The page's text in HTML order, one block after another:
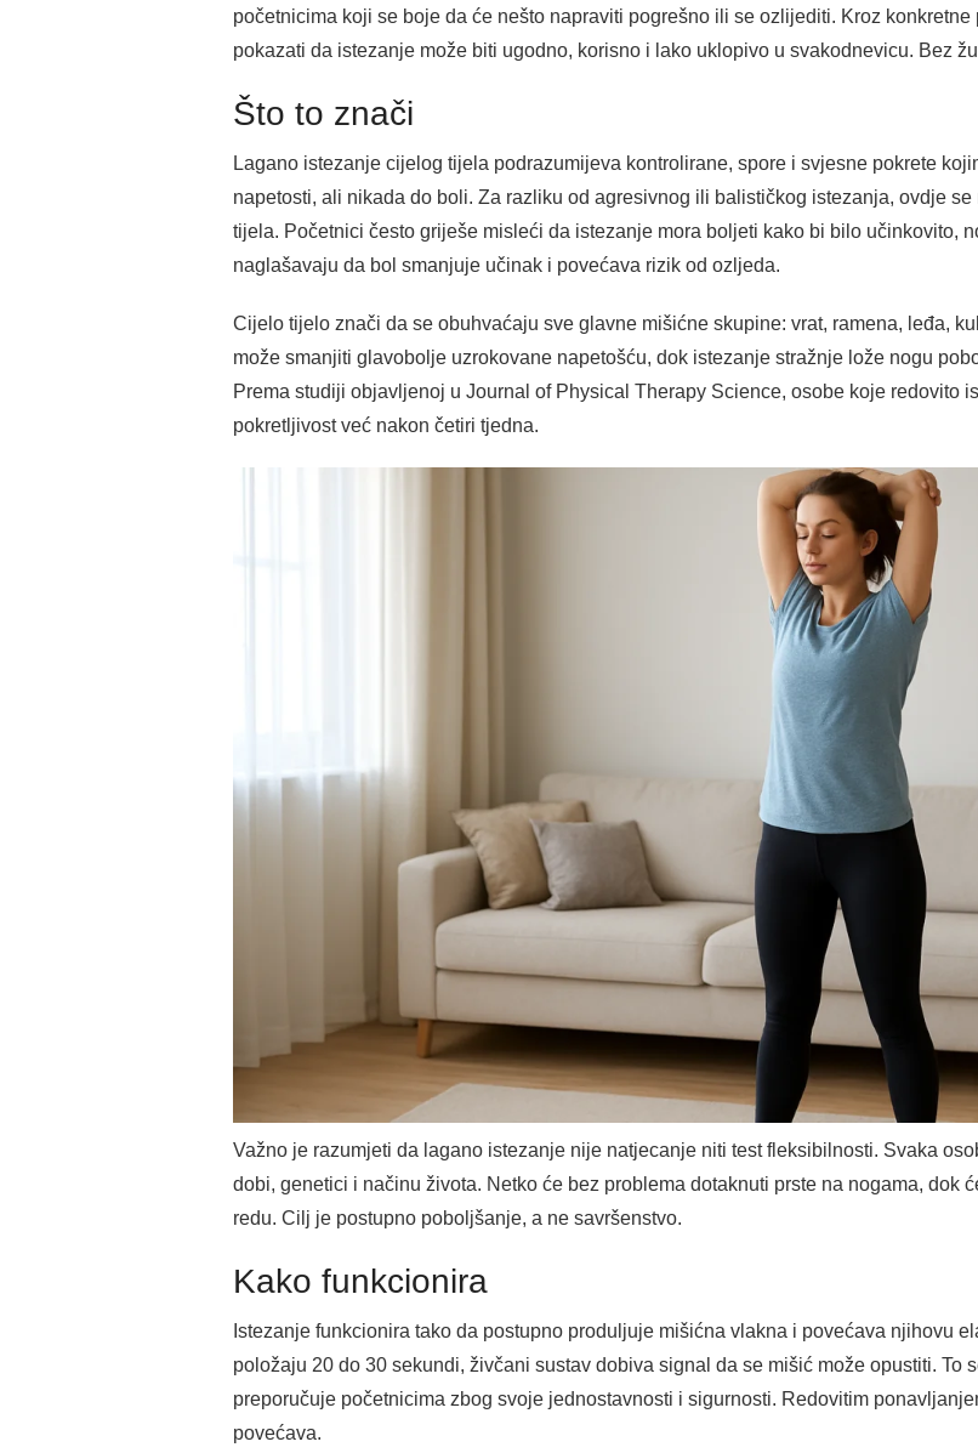
početnicima koji se boje da će nešto napraviti pogrešno ili se ozlijediti. Kroz
pokazati da istezanje može biti ugodno, korisno i lako uklopivo u svakodnevicu. Bez
Što to znači
Lagano istezanje cijelog tijela podrazumijeva kontrolirane, spore i svjesne pokrete
napetosti, ali nikada do boli. Za razliku od agresivnog ili balističkog istezanja, ovdje
tijela. Početnici često griješe misleći da istezanje mora boljeti kako bi bilo učinkovito,
naglašavaju da bol smanjuje učinak i povećava rizik od ozljeda.
Cijelo tijelo znači da se obuhvaćaju sve glavne mišićne skupine: vrat, ramena, leđa,
može smanjiti glavobolje uzrokovane napetošću, dok istezanje stražnje lože nogu
Prema studiji objavljenoj u Journal of Physical Therapy Science, osobe koje redovito
pokretljivost već nakon četiri tjedna.
Važno je razumjeti da lagano istezanje nije natjecanje niti test fleksibilnosti. Svaka
dobi, genetici i načinu života. Netko će bez problema dotaknuti prste na nogama, dok
redu. Cilj je postupno poboljšanje, a ne savršenstvo.
Kako funkcionira
Istezanje funkcionira tako da postupno produljuje mišićna vlakna i povećava njihovu
položaju 20 do 30 sekundi, živčani sustav dobiva signal da se mišić može opustiti. To
preporučuje početnicima zbog svoje jednostavnosti i sigurnosti. Redovitim
povećava.